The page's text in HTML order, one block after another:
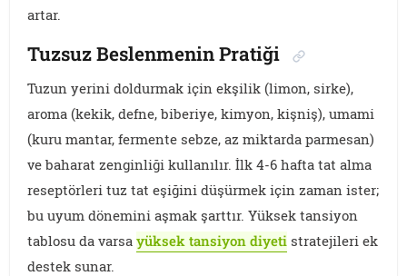
artar.
Tuzsuz Beslenmenin Pratiği
Tuzun yerini doldurmak için ekşilik (limon, sirke),
aroma (kekik, defne, biberiye, kimyon, kişniş), umami
(kuru mantar, fermente sebze, az miktarda parmesan)
ve baharat zenginliği kullanılır. İlk 4-6 hafta tat alma
reseptörleri tuz tat eşiğini düşürmek için zaman ister;
bu uyum dönemini aşmak şarttır. Yüksek tansiyon
tablosu da varsayüksek tansiyon diyeti stratejileri ek
destek sunar.